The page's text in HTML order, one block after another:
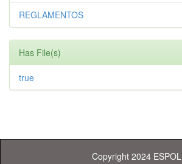
REGLAMENTOS
Has File(s)
true
Copyright 2024 ESPOL